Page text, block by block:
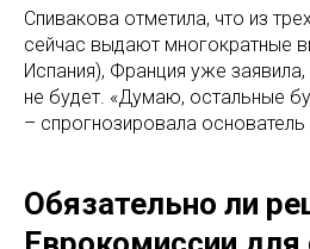
Спивакова отметила, что из
сейчас выдают многократные
Испания), Франция уже
не будет. «Думаю, остальные
– спрогнозировала основатель
Обязательно ли